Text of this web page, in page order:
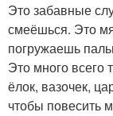
Это забавные
смеёшься. Это
погружаешь
Это много всего
ёлок, вазочек,
чтобы повесить